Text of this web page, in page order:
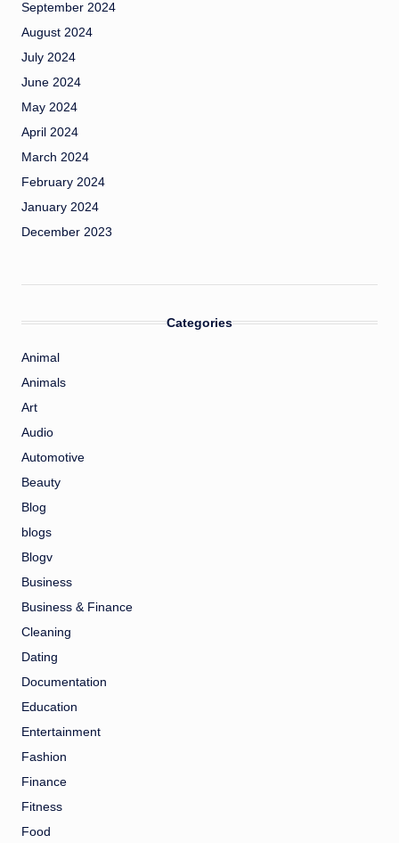
September 2024
August 2024
July 2024
June 2024
May 2024
April 2024
March 2024
February 2024
January 2024
December 2023
Categories
Animal
Animals
Art
Audio
Automotive
Beauty
Blog
blogs
Blogv
Business
Business & Finance
Cleaning
Dating
Documentation
Education
Entertainment
Fashion
Finance
Fitness
Food